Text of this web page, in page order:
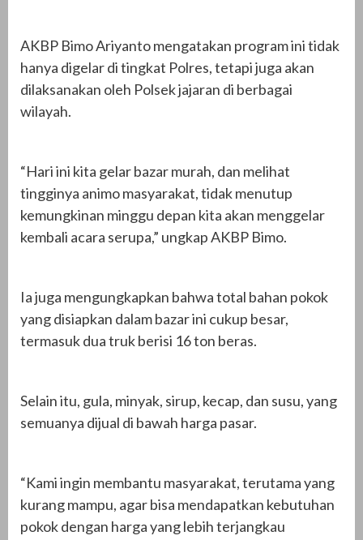
AKBP Bimo Ariyanto mengatakan program ini tidak
hanya digelar di tingkat Polres, tetapi juga akan
dilaksanakan oleh Polsek jajaran di berbagai
wilayah.
“Hari ini kita gelar bazar murah, dan melihat
tingginya animo masyarakat, tidak menutup
kemungkinan minggu depan kita akan menggelar
kembali acara serupa,” ungkap AKBP Bimo.
Ia juga mengungkapkan bahwa total bahan pokok
yang disiapkan dalam bazar ini cukup besar,
termasuk dua truk berisi 16 ton beras.
Selain itu, gula, minyak, sirup, kecap, dan susu, yang
semuanya dijual di bawah harga pasar.
“Kami ingin membantu masyarakat, terutama yang
kurang mampu, agar bisa mendapatkan kebutuhan
pokok dengan harga yang lebih terjangkau